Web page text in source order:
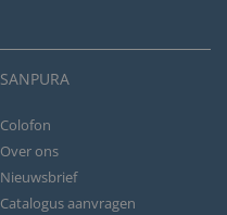
SANPURA
Colofon
Over ons
Nieuwsbrief
Catalogus aanvragen